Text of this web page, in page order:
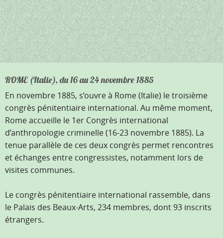
ROME (Italie), du 16 au 24 novembre 1885
En novembre 1885, s’ouvre à Rome (Italie) le troisième
congrès pénitentiaire international. Au même moment,
Rome accueille le 1er Congrès international
d’anthropologie criminelle (16-23 novembre 1885). La
tenue parallèle de ces deux congrès permet rencontres
et échanges entre congressistes, notamment lors de
visites communes.
Le congrès pénitentiaire international rassemble, dans
le Palais des Beaux-Arts, 234 membres, dont 93 inscrits
étrangers.